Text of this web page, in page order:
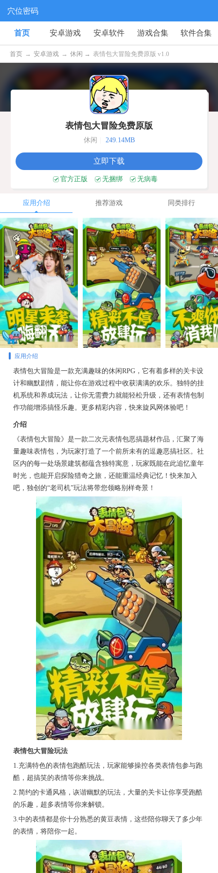
穴位密码
首页 安卓游戏 安卓软件 游戏合集 软件合集
首页 → 安卓游戏 → 休闲 → 表情包大冒险免费原版 v1.0
表情包大冒险免费原版
休闲 249.14MB
立即下载
官方正版 无捆绑 无病毒
应用介绍 推荐游戏 同类排行
应用介绍
表情包大冒险是一款充满趣味的休闲RPG，它有着多样的关卡设
计和幽默剧情，能让你在游戏过程中收获满满的欢乐。独特的挂
机系统和养成玩法，让你无需费力就能轻松升级，还有表情包制
作功能增添搞怪乐趣。更多精彩内容，快来旋风网体验吧！
介绍
《表情包大冒险》是一款二次元表情包恶搞题材作品，汇聚了海
量趣味表情包，为玩家打造了一个前所未有的逗趣恶搞社区。社
区内的每一处场景建筑都蕴含独特寓意，玩家既能在此追忆童年
时光，也能开启探险猎奇之旅，还能重温经典记忆！快来加入
吧，独创的“老司机”玩法将带您领略别样奇景！
表情包大冒险玩法
1.充满特色的表情包跑酷玩法，玩家能够操控各类表情包参与跑
酷，超搞笑的表情等你来挑战。
2.简约的卡通风格，诙谐幽默的玩法，大量的关卡让你享受跑酷
的乐趣，超多表情等你来解锁。
3.中的表情都是你十分熟悉的黄豆表情，这些陪你聊天了多少年
的表情，将陪你一起。